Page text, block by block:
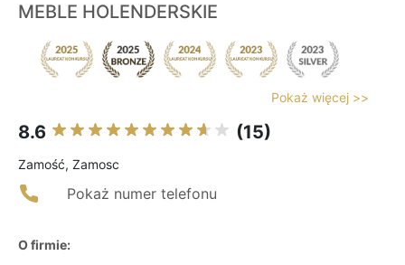
MEBLE HOLENDERSKIE
Pokaż więcej >>
8.6 (15)
Zamość, Zamosc
Pokaż numer telefonu
O firmie: